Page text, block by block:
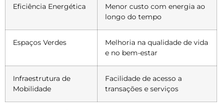
Eficiência Energética
Menor custo com energia ao
longo do tempo
Espaços Verdes
Melhoria na qualidade de vida
e no bem-estar
Infraestrutura de
Mobilidade
Facilidade de acesso a
transações e serviços